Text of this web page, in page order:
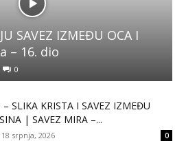
SAVEZ IZMEĐU OCA I
– 16. dio
0
– SLIKA KRISTA I SAVEZ IZMEĐU
| SAVEZ MIRA –...
18 srpnja, 2026 0